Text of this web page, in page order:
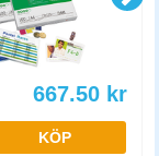
667.50 kr
KÖP